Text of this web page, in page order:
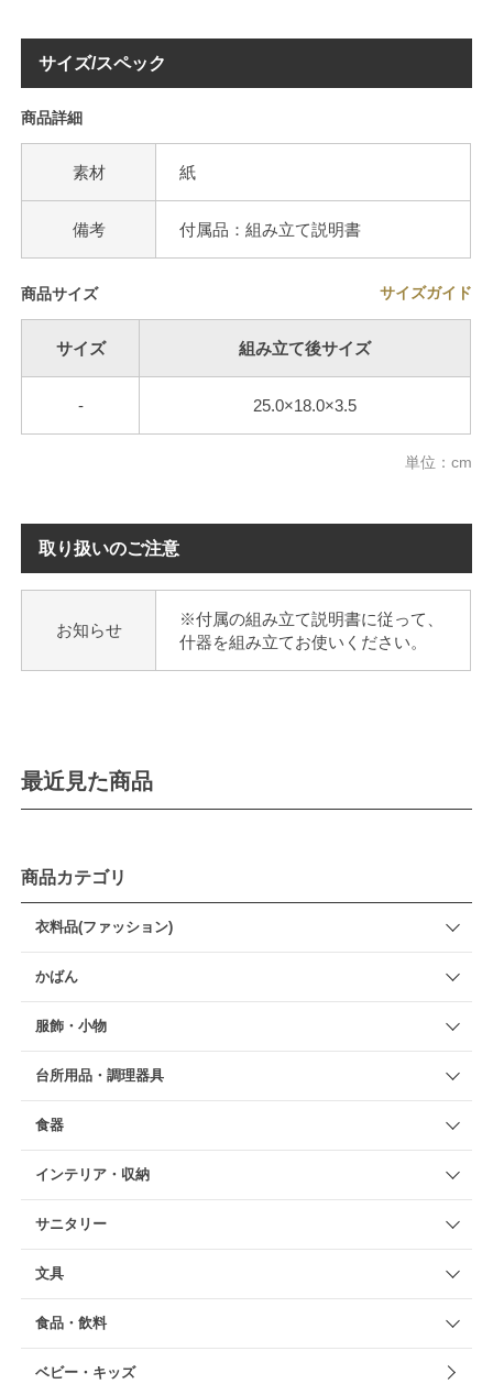
サイズ/スペック
商品詳細
素材 紙
備考 付属品：組み立て説明書
商品サイズ サイズガイド
サイズ 組み立て後サイズ
- 25.0×18.0×3.5
単位：cm
取り扱いのご注意
お知らせ
※付属の組み立て説明書に従って、
什器を組み立てお使いください。
最近見た商品
商品カテゴリ
衣料品(ファッション)
かばん
服飾・小物
台所用品・調理器具
食器
インテリア・収納
サニタリー
文具
食品・飲料
ベビー・キッズ